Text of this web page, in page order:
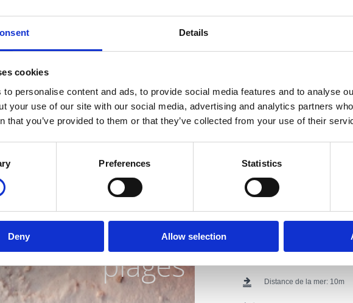
Details
cookies
to personalise content and ads, to provide social media features and to analyse
your use of our site with our social media, advertising and analytics partners
that you’ve provided to them or that they’ve collected from your use of their
Preferences Statistics
Deny Allow selection
Adresse du propriétaire:
Lieu:Crikvenica
Numéros de téléphone:
E-mail:
Extras:Animaux
Activité:
Distance de la mer: 10
Riviera avec
les plus belles
plages